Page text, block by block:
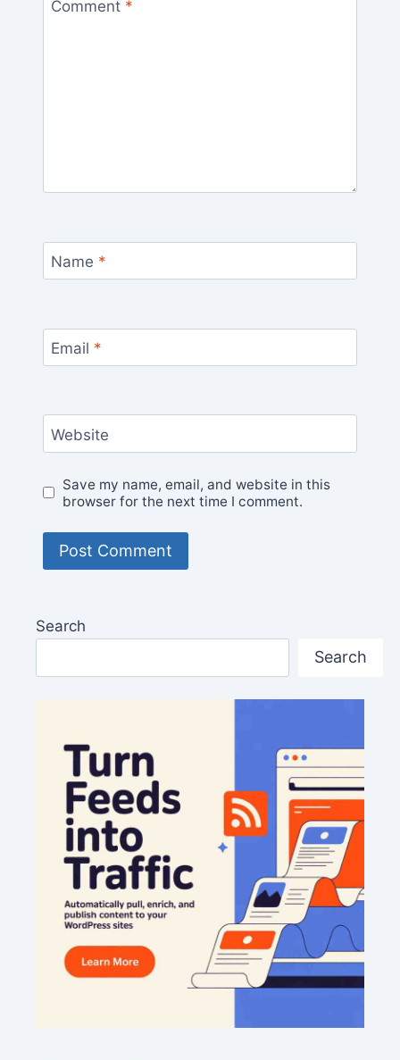
Comment *
Name *
Email *
Website
Save my name, email, and website in this
browser for the next time I comment.
Search
Search